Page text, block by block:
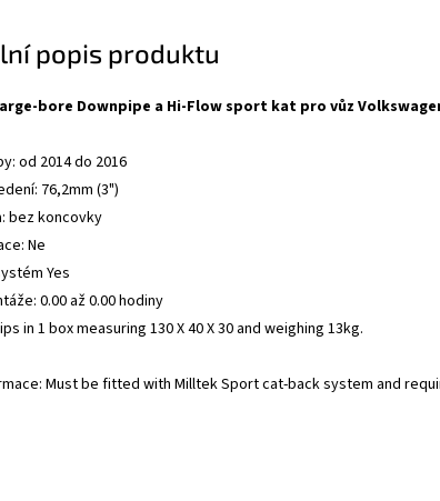
popis produktu
bore Downpipe a Hi-Flow sport kat pro vůz Volkswagen
od 2014 do 2016
76,2mm (3")
bez koncovky
Ne
Yes
0.00 až 0.00 hodiny
in 1 box measuring 130 X 40 X 30 and weighing 13kg.
Must be fitted with Milltek Sport cat-back system and